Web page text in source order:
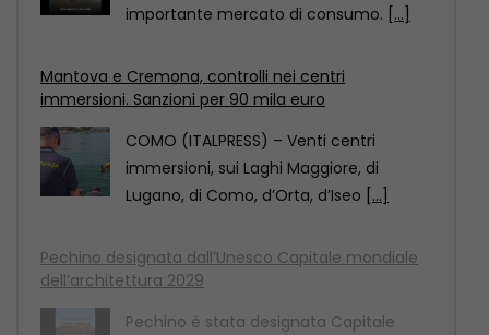
importante mercato di consumo. [...]
Mantova e Cremona, controlli nei centri
immersioni. Sanzioni per 90 mila euro
COMO (ITALPRESS) – Venti centri
immersioni, sui Laghi Maggiore, di
Lugano, di Como, d’Orta, d’Iseo [...]
Pechino designata dall’Unesco Capitale mondiale
dell’architettura 2029
Pechino è stata designata Capitale